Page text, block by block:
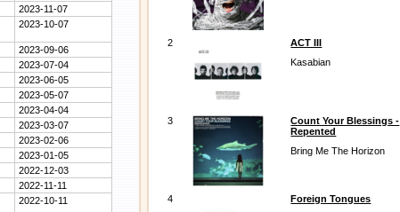
2023-11-07
2023-10-07
2023-09-06
2023-07-04
2023-06-05
2023-05-07
2023-04-04
2023-03-07
2023-02-06
2023-01-05
2022-12-03
2022-11-11
2022-10-11
2
ACT III
Kasabian
3
Count Your Blessings -
Repented
Bring Me The Horizon
4
Foreign Tongues